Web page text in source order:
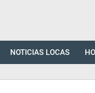
NOTICIAS LOCAS